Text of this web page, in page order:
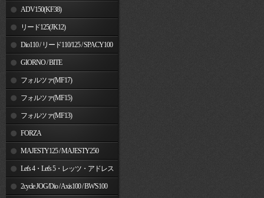
ADV150(KF38)
リード125(JK12)
Dio110 / リード110/125 / SPACY100
GIORNO / BITE
フォルツァ(MF17)
フォルツァ(MF15)
フォルツァ(MF13)
FORZA
MAJESTY125 / MAJESTY250
Let's 4・Let's 5・レッツ・アドレス
V50 2cycle JOG/Dio / Axis100 / BW'S100